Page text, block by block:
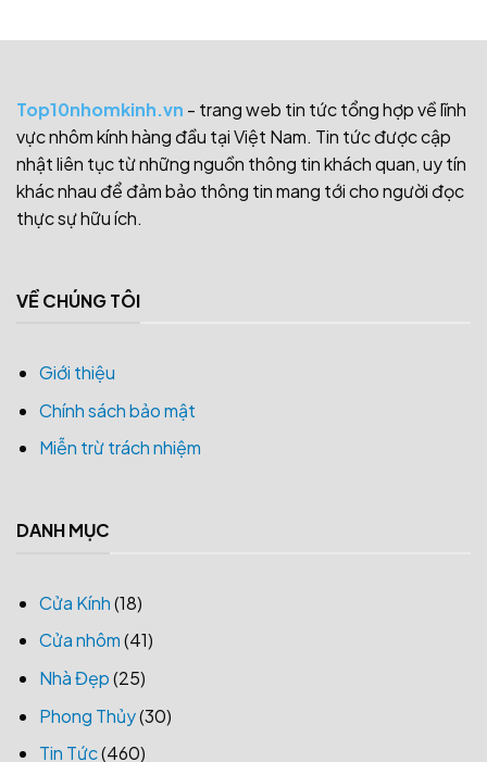
Top10nhomkinh.vn - trang web tin tức tổng hợp về lĩnh
vực nhôm kính hàng đầu tại Việt Nam. Tin tức được cập
nhật liên tục từ những nguồn thông tin khách quan, uy tín
khác nhau để đảm bảo thông tin mang tới cho người đọc
thực sự hữu ích.
VỀ CHÚNG TÔI
Giới thiệu
Chính sách bảo mật
Miễn trừ trách nhiệm
DANH MỤC
Cửa Kính(18)
Cửa nhôm(41)
Nhà Đẹp(25)
Phong Thủy(30)
Tin Tức(460)